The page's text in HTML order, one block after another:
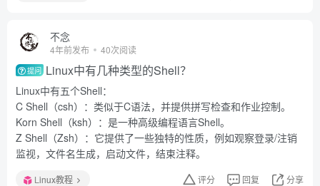
不念
4年前发布 40次阅读
提问 Linux中有几种类型的Shell？
Linux中有五个Shell：
C Shell（csh）：类似于C语法，并提供拼写检查和作业控制。
Korn Shell（ksh）：是一种高级编程语言Shell。
Z Shell（Zsh）：它提供了一些独特的性质，例如观察登录/注销
监视，文件名生成，启动文件，结束注释。
Linux教程 评分 回复 分享